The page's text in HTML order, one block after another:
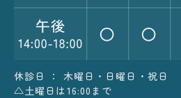
休診日 ： 木曜日・日曜日・祝日
△土曜日は16:00まで